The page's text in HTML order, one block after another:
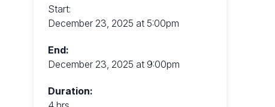
Start:
December 23, 2025 at 5:00pm
End:
December 23, 2025 at 9:00pm
Duration: